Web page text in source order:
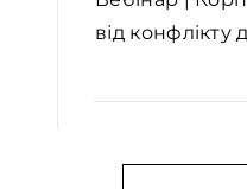
від конфлікту